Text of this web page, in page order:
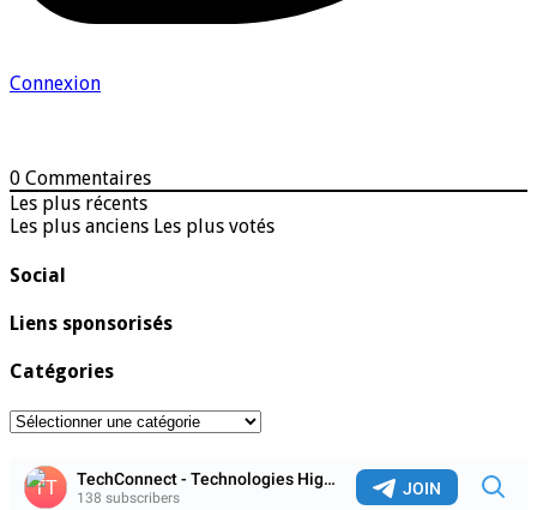
Connexion
0 Commentaires
Les plus récents
Les plus anciens Les plus votés
Social
Liens sponsorisés
Catégories
Catégories